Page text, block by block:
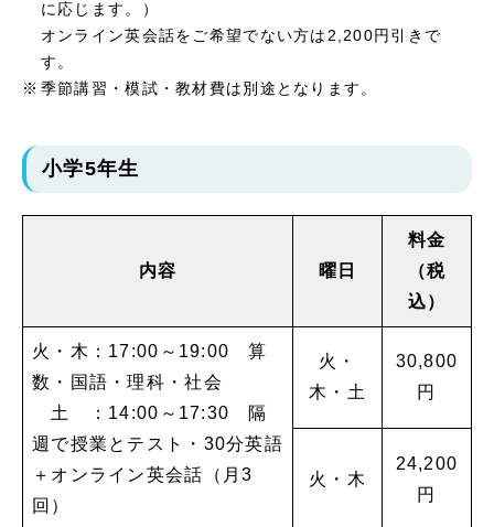
に応じます。）
オンライン英会話をご希望でない方は2,200円引きで
す。
季節講習・模試・教材費は別途となります。
小学5年生
内容 曜日
料金
（税
込）
火・木：17:00～19:00 算
数・国語・理科・社会
土 ：14:00～17:30 隔
週で授業とテスト・30分英語
＋オンライン英会話（月3
回）
火・
木・土
30,800
円
火・木
24,200
円